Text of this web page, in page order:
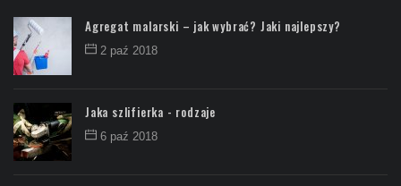
Agregat malarski – jak wybrać? Jaki najlepszy?
2 paź 2018
Jaka szlifierka - rodzaje
6 paź 2018